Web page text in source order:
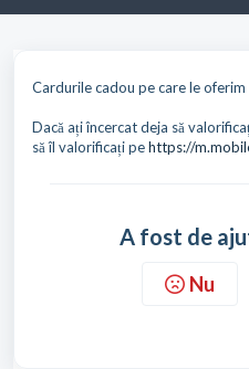
Cardurile cadou pe care le
Dacă ați încercat deja să
să îl valorificați pehttps://
A fost de
Nu